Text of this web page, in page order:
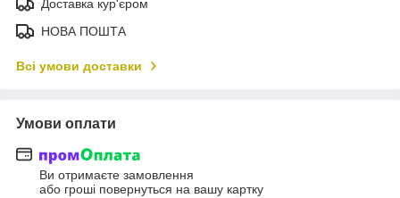
Доставка кур'єром
НОВА ПОШТА
Всі умови доставки
Умови оплати
Ви отримаєте замовлення
або гроші повернуться на вашу картку